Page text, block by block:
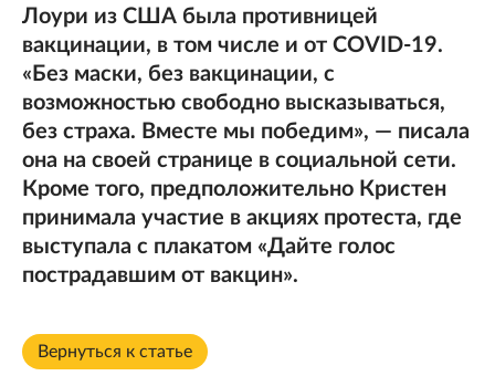
Лоури из США была противницей
вакцинации, в том числе и от COVID-19.
«Без маски, без вакцинации, с
возможностью свободно высказываться,
без страха. Вместе мы победим», — писала
она на своей странице в социальной сети.
Кроме того, предположительно Кристен
принимала участие в акциях протеста, где
выступала c плакатом «Дайте голос
пострадавшим от вакцин».
Вернуться к статье